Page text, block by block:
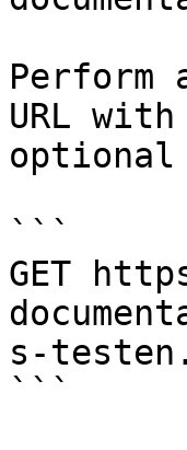
Perform
URL
optional
```
GET
s-
```